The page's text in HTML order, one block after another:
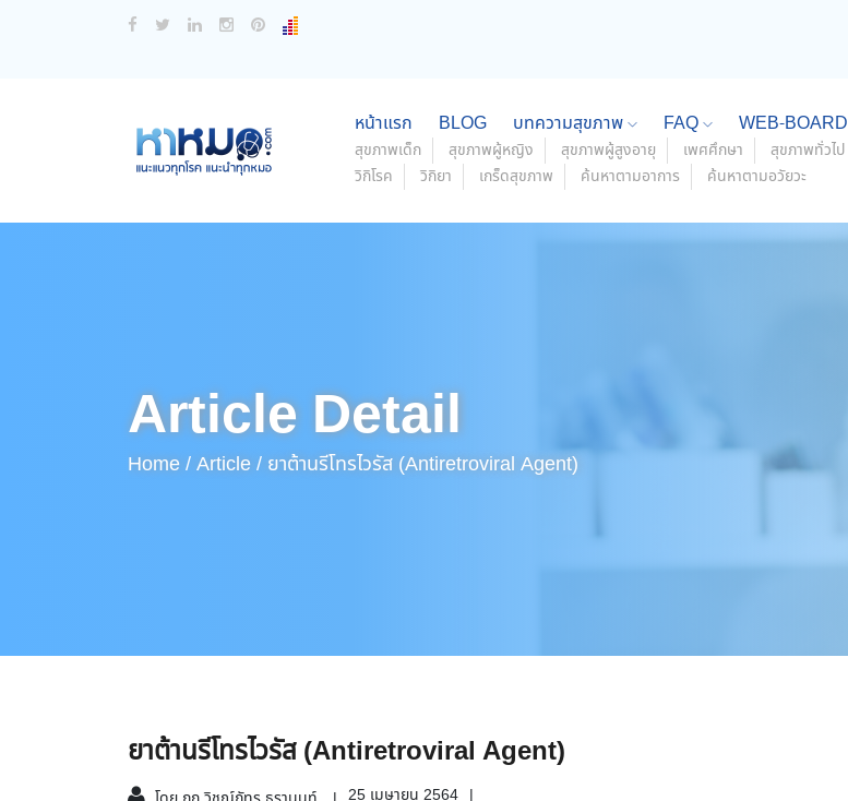
หน้าแรก BLOG บทความสุขภาพ FAQ WEB-BOARD
สุขภาพเด็ก สุขภาพผู้หญิง สุขภาพผู้สูงอายุ เพศศึกษา
สุขภาพทั่วไป
วิกิโรค
วิกิยา เกร็ดสุขภาพ ค้นหาตามอาการ ค้นหาตามอวัยวะ
Article Detail
Home /Article / ยาต้านรีโทรไวรัส (Antiretroviral Agent)
ยาต้านรีโทรไวรัส (Antiretroviral Agent)
25 เมษายน 2564